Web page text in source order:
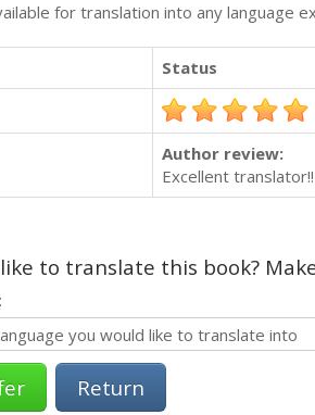
for translation into any language
Status
Author review:
Excellent
to translate this book?
Return